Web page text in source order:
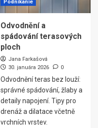
Podnikanie
Odvodnění a
spádování terasových
ploch
Jana Farkašová
30. januára 2026
0
Odvodnění teras bez louží:
správné spádování, žlaby a
detaily napojení. Tipy pro
drenáž a dilatace včetně
vrchních vrstev.